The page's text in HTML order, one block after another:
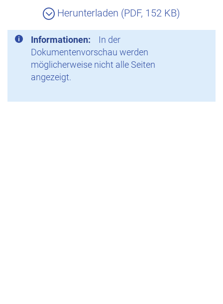
Herunterladen (PDF, 152 KB)
Informationen:
In der
Dokumentenvorschau werden
möglicherweise nicht alle Seiten
angezeigt.